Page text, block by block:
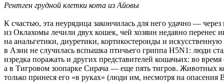
Рентген грудной клетки кота из Айовы
К счастью, эта неурядица закончилась для него удачно —
из Оклахомы лечили двух кошек, чей хозяин недавно
на анальгетики, диуретики, кортикостероиды и
в Азии не случилась вспышка птичьего гриппа H5N1: люди
изредка поражать и других представителей кошачьих: во
а в Тигровом зоопарке Сирача — еще пять тигров.
только принеся его «в руках» (люди им, несмотря на